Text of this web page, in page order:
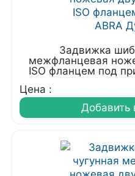
Задвижка
межфланцевая
ISO фланцем под
Цена :
Добавить